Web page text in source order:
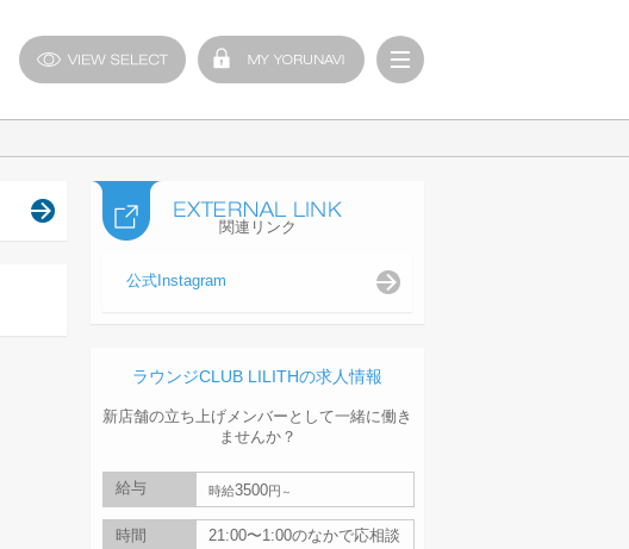
関連リンク
公式Instagram
ラウンジCLUB LILITHの求人情報
新店舗の立ち上げメンバーとして一緒に働き
ませんか？
給与 時給3500円
時間 21:00〜1:00のなかで応相談